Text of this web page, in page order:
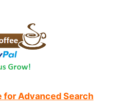
for Advanced Search